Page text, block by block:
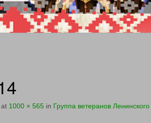
at 1000 × 565 in Группа ветеранов